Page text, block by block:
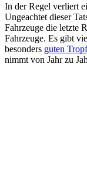
In der Regel verliert
Ungeachtet dieser
Fahrzeuge die letzte
Fahrzeuge. Es gibt
besonders guten
nimmt von Jahr zu